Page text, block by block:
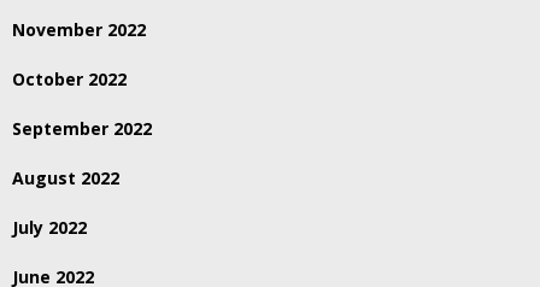
November 2022
October 2022
September 2022
August 2022
July 2022
June 2022